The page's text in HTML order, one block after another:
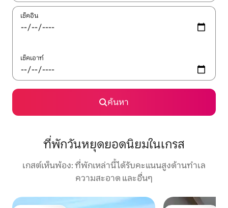
เช็คอิน
เช็คเอาท์
ค้นหา
ที่พักวันหยุดยอดนิยมในเกรส
เกสต์เห็นพ้อง: ที่พักเหล่านี้ได้รับคะแนนสูงด้านทำเล
ความสะอาด และอื่นๆ